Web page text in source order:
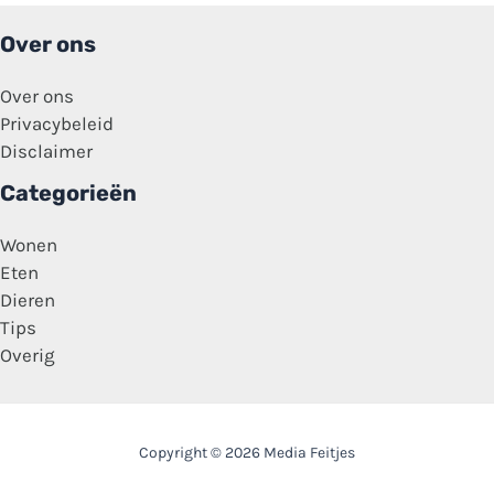
Over ons
Over ons
Privacybeleid
Disclaimer
Categorieën
Wonen
Eten
Dieren
Tips
Overig
Copyright © 2026 Media Feitjes